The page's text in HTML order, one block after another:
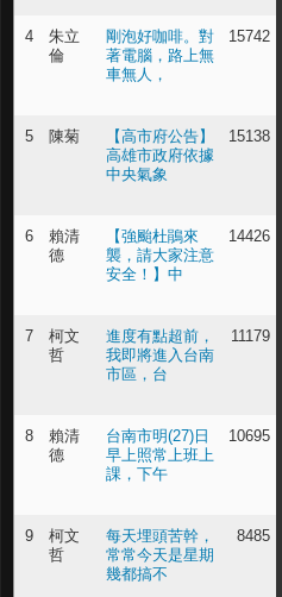
4
朱立
倫
剛泡好咖啡。對
著電腦，路上無
車無人，
15742
5 陳菊
【高市府公告】
高雄市政府依據
中央氣象
15138
6
賴清
德
【強颱杜鵑來
襲，請大家注意
安全！】中
14426
7
柯文
哲
進度有點超前，
我即將進入台南
市區，台
11179
8
賴清
德
台南市明(27)日
早上照常上班上
課，下午
10695
9
柯文
哲
每天埋頭苦幹，
常常今天是星期
幾都搞不
8485